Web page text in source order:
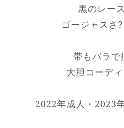
黒のレー
ゴージャスさ
帯もバラで
大胆コーデ
2022年成人・2023